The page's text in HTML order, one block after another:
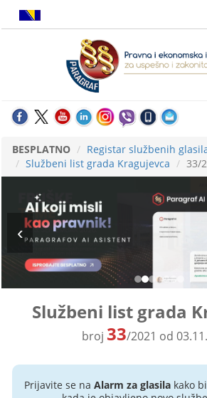
BESPLATNO
Registar službenih
Službeni list grada Kragujevca
33/
Službeni list grada
broj 33/2021 od
Prijavite se na Alarm za glasilakako